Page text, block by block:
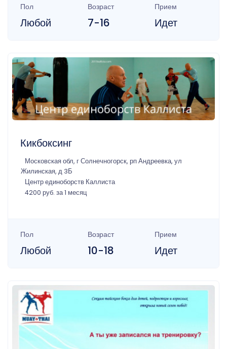
Пол
Любой
Возраст
7-16
Прием
Идет
Кикбоксинг
Московская обл, г Солнечногорск, рп Андреевка, ул
Жилинская, д 3Б
Центр единоборств Каллиста
4200 руб. за 1 месяц
Пол
Любой
Возраст
10-18
Прием
Идет